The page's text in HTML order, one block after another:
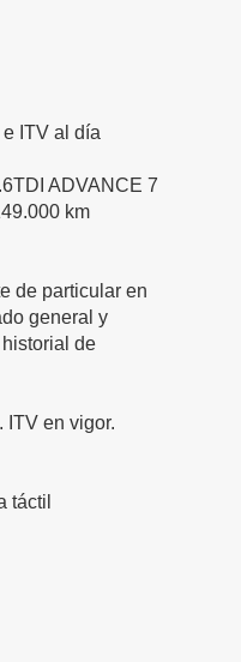
ITV al día
ADVANCE 7
km
de particular en
general y
de
ITV en vigor.
táctil